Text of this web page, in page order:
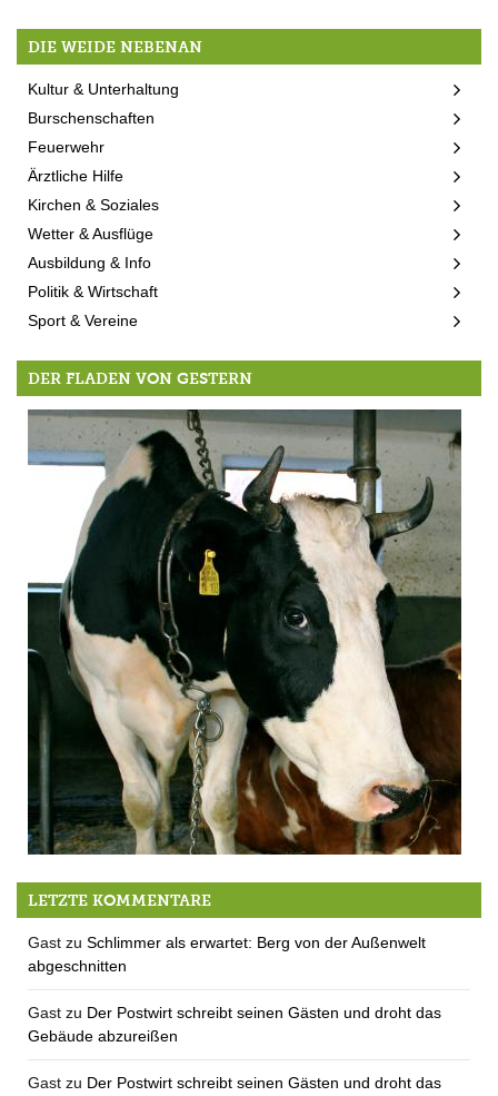
DIE WEIDE NEBENAN
Kultur & Unterhaltung
Burschenschaften
Feuerwehr
Ärztliche Hilfe
Kirchen & Soziales
Wetter & Ausflüge
Ausbildung & Info
Politik & Wirtschaft
Sport & Vereine
DER FLADEN VON GESTERN
Der QUH-Adventskalender 2011 – die 10. Kuh
LETZTE KOMMENTARE
Gast zu Schlimmer als erwartet: Berg von der Außenwelt
abgeschnitten
Gast zu Der Postwirt schreibt seinen Gästen und droht das
Gebäude abzureißen
Gast zu Der Postwirt schreibt seinen Gästen und droht das